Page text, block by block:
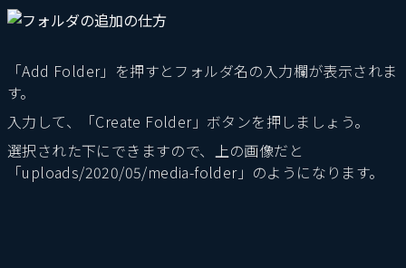
「Add Folder」を押すとフォルダ名の入力欄が表示されま
す。
入力して、「Create Folder」ボタンを押しましょう。
選択された下にできますので、上の画像だと
「uploads/2020/05/media-folder」のようになります。